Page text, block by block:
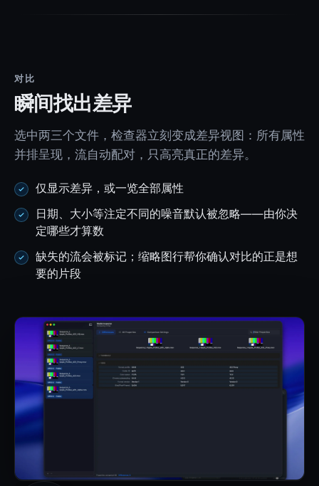
对比
瞬间找出差异
选中两三个文件，检查器立刻变成差异视图：所有属性
并排呈现，流自动配对，只高亮真正的差异。
仅显示差异，或一览全部属性
日期、大小等注定不同的噪音默认被忽略——由你决
定哪些才算数
缺失的流会被标记；缩略图行帮你确认对比的正是想
要的片段